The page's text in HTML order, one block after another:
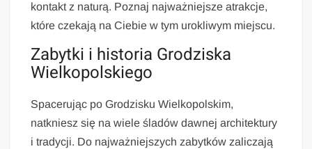
kontakt z naturą. Poznaj najważniejsze atrakcje,
które czekają na Ciebie w tym urokliwym miejscu.
Zabytki i historia Grodziska
Wielkopolskiego
Spacerując po Grodzisku Wielkopolskim,
natkniesz się na wiele śladów dawnej architektury
i tradycji. Do najważniejszych zabytków zaliczają